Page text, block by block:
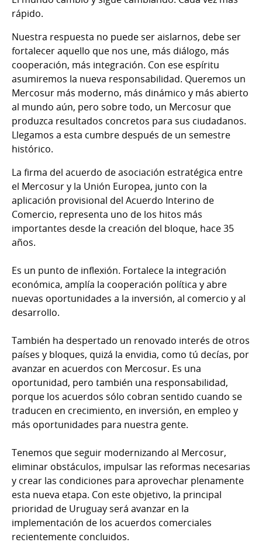
rápido.
Nuestra respuesta no puede ser aislarnos, debe ser
fortalecer aquello que nos une, más diálogo, más
cooperación, más integración. Con ese espíritu
asumiremos la nueva responsabilidad. Queremos un
Mercosur más moderno, más dinámico y más abierto
al mundo aún, pero sobre todo, un Mercosur que
produzca resultados concretos para sus ciudadanos.
Llegamos a esta cumbre después de un semestre
histórico.
La firma del acuerdo de asociación estratégica entre
el Mercosur y la Unión Europea, junto con la
aplicación provisional del Acuerdo Interino de
Comercio, representa uno de los hitos más
importantes desde la creación del bloque, hace 35
años.
Es un punto de inflexión. Fortalece la integración
económica, amplía la cooperación política y abre
nuevas oportunidades a la inversión, al comercio y al
desarrollo.
También ha despertado un renovado interés de otros
países y bloques, quizá la envidia, como tú decías, por
avanzar en acuerdos con Mercosur. Es una
oportunidad, pero también una responsabilidad,
porque los acuerdos sólo cobran sentido cuando se
traducen en crecimiento, en inversión, en empleo y
más oportunidades para nuestra gente.
Tenemos que seguir modernizando al Mercosur,
eliminar obstáculos, impulsar las reformas necesarias
y crear las condiciones para aprovechar plenamente
esta nueva etapa. Con este objetivo, la principal
prioridad de Uruguay será avanzar en la
implementación de los acuerdos comerciales
recientemente concluidos.